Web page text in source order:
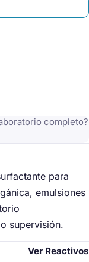
completo?
para
emulsiones
supervisión.
Ver Reactivos